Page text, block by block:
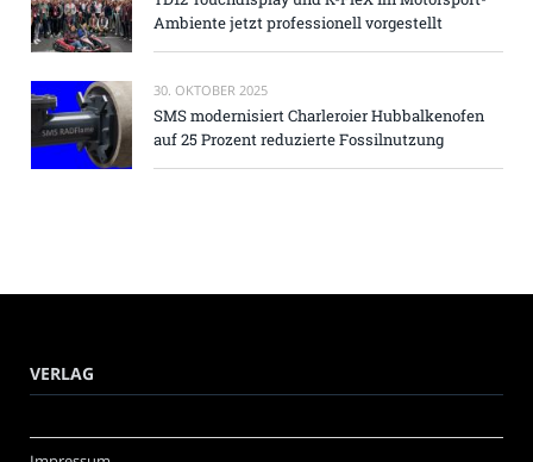
Ambiente jetzt professionell vorgestellt
30. OKTOBER 2025
SMS modernisiert Charleroier Hubbalkenofen
auf 25 Prozent reduzierte Fossilnutzung
VERLAG